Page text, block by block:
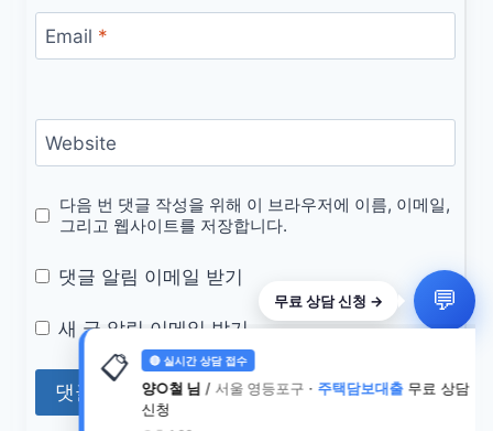
Email *
Website
다음 번 댓글 작성을 위해 이 브라우저에 이름, 이메일,
그리고 웹사이트를 저장합니다.
댓글 알림 이메일 받기
새 글 알림 이메일 받기